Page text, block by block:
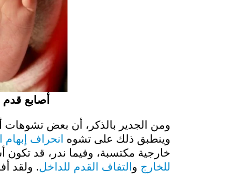
أصابع
ومن الجدير بالذكر، أن بعض تشوهات
وينطبق ذلك على تشوه انحراف إبهام
خارجية مكتسبة، وفيما ندر، قد تكون
للخارج والتفاف القدم للداخل. ولقد